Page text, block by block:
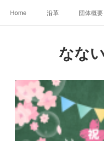
Home 沿革 団体概要
レンタルスペースについて中期計
なな